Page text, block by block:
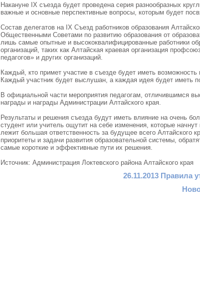
Накануне IX съезда будет проведена серия разнообразных
важные и основные перспективные вопросы, которым будет
Состав делегатов на IX Съезд работников образования
Общественными Советами по развитию образования от
лишь самые опытные и высококвалифицированные работники
организаций, таких как Алтайская краевая организация
педагогов» и других организаций.
Каждый, кто примет участие в съезде будет иметь
Каждый участник будет выслушан, а каждая идея будет иметь
В официальной части мероприятия педагогам, отличившимся
награды и награды Администрации Алтайского края.
Результаты и решения съезда будут иметь влияние на очень
студент или учитель ощутит на себе изменения, которые
лежит большая ответственность за будущее всего
приоритеты и задачи развития образовательной системы,
самые короткие и эффективные пути их решения.
Источник: Администрация Локтевского района Алтайского края
26.11.2013 Правила